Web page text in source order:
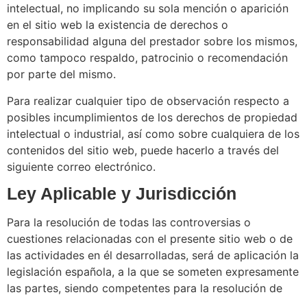
intelectual, no implicando su sola mención o aparición
en el sitio web la existencia de derechos o
responsabilidad alguna del prestador sobre los mismos,
como tampoco respaldo, patrocinio o recomendación
por parte del mismo.
Para realizar cualquier tipo de observación respecto a
posibles incumplimientos de los derechos de propiedad
intelectual o industrial, así como sobre cualquiera de los
contenidos del sitio web, puede hacerlo a través del
siguiente correo electrónico.
Ley Aplicable y Jurisdicción
Para la resolución de todas las controversias o
cuestiones relacionadas con el presente sitio web o de
las actividades en él desarrolladas, será de aplicación la
legislación española, a la que se someten expresamente
las partes, siendo competentes para la resolución de